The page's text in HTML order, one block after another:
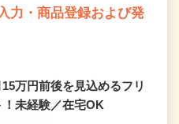
力・商品登録および発
万円前後を見込めるフリ
未経験／在宅OK